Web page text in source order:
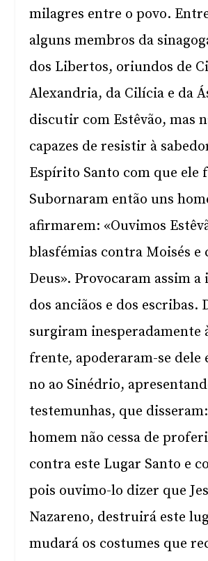
milagres entre o povo.
alguns membros da
dos Libertos, oriundos de
Alexandria, da Cilícia e da
discutir com Estêvão, mas
capazes de resistir à
Espírito Santo com que ele
Subornaram então uns
afirmarem: «Ouvimos
blasfémias contra Moisés e
Deus». Provocaram assim a
dos anciãos e dos escribas.
surgiram inesperadamente
frente, apoderaram-se dele
no ao Sinédrio,
testemunhas, que
homem não cessa de
contra este Lugar Santo e
pois ouvimo-lo dizer que
Nazareno, destruirá este
mudará os costumes que